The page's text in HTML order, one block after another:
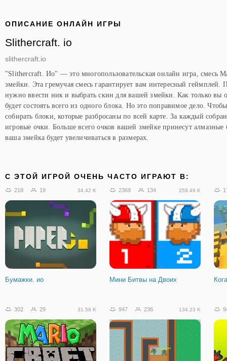
ОПИСАНИЕ ОНЛАЙН ИГРЫ
Slithercraft. io
slithercraft.io
"Slithercraft. Ио" — это многопользовательская онлайн игра, смесь
змейки. Эта гремучая смесь гарантирует вам интересный геймплей.
нужно ввести ник и выбрать скин для вашей змейки. Как только вы
будет состоять всего из одного блока. Но это поправимое дело.
собирать блоки, которые разбросаны по всей карте. За каждый
игровые очки. Больше всего очков вашей змейке принесут
ваша змейка будет увеличиваться в размерах.
C ЭТОЙ ИГРОЙ ОЧЕНЬ ЧАСТО ИГРАЮТ В:
218 19 34.42 K
Бумажки. ио
2369 134 259.49 K
Мини Битвы на Двоих
302 29 31.58 K 947 236 134.23 K